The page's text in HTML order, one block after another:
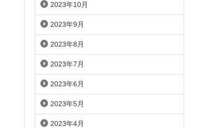
2023年10月
2023年9月
2023年8月
2023年7月
2023年6月
2023年5月
2023年4月